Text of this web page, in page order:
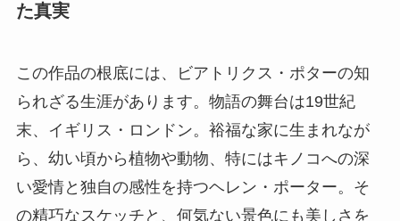
た真実
この作品の根底には、ビアトリクス・ポターの知
られざる生涯があります。物語の舞台は19世紀
末、イギリス・ロンドン。裕福な家に生まれなが
ら、幼い頃から植物や動物、特にはキノコへの深
い愛情と独自の感性を持つヘレン・ポーター。そ
の精巧なスケッチと、何気ない景色にも美しさを